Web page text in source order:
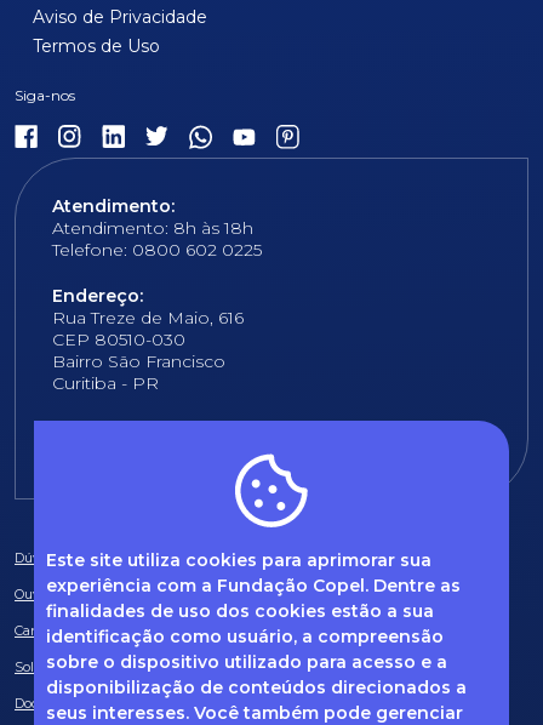
Este site utiliza cookies para aprimorar sua
experiência com a Fundação Copel. Dentre as
finalidades de uso dos cookies estão a sua
identificação como usuário, a compreensão
sobre o dispositivo utilizado para acesso e a
disponibilização de conteúdos direcionados a
seus interesses. Você também pode gerenciar
Aviso de Privacidade
Termos de Uso
Atendimento:
Atendimento: 8h às 18h
Telefone: 0800 602 0225
Endereço:
Rua Treze de Maio, 616
CEP 80510-030
Bairro São Francisco
Curitiba - PR
Dúvidas frequentes
Ouvidoria
Canal de Denúncias
Solicitação de informações
Documentos obrigatórios